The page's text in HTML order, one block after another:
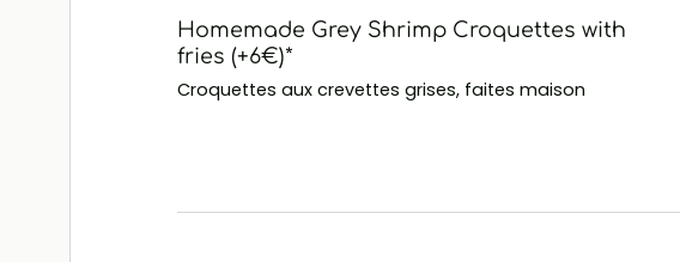
Homemade Grey Shrimp Croquettes with
fries (+6€)*
Croquettes aux crevettes grises, faites maison